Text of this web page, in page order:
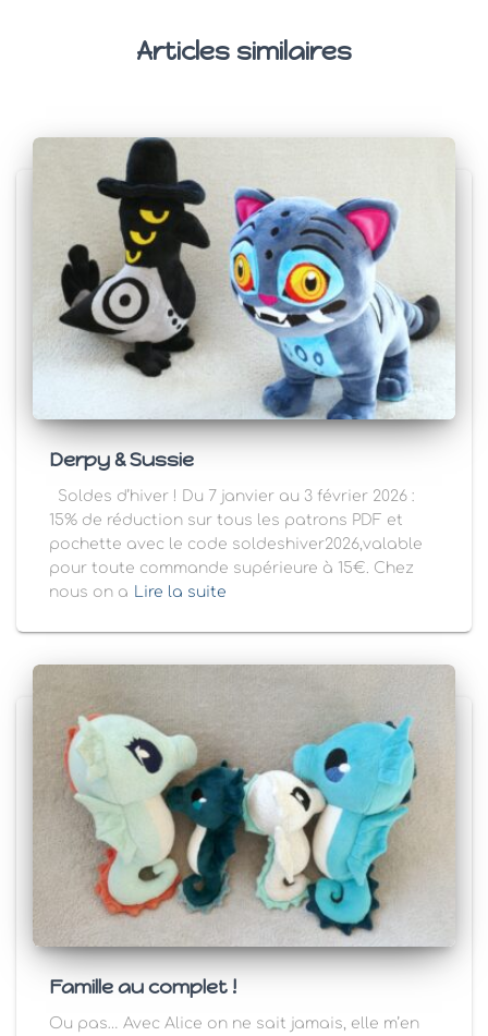
Articles similaires
Derpy & Sussie
Soldes d’hiver ! Du 7 janvier au 3 février 2026 :
15% de réduction sur tous les patrons PDF et
pochette avec le code soldeshiver2026,valable
pour toute commande supérieure à 15€. Chez
nous on a Lire la suite
Famille au complet !
Ou pas… Avec Alice on ne sait jamais, elle m’en